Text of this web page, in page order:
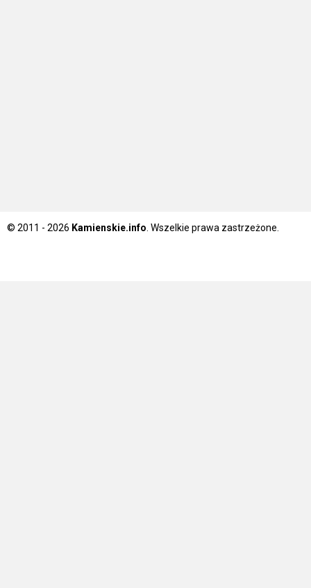
© 2011 - 2026 Kamienskie.info . Wszelkie prawa zastrzeżone.